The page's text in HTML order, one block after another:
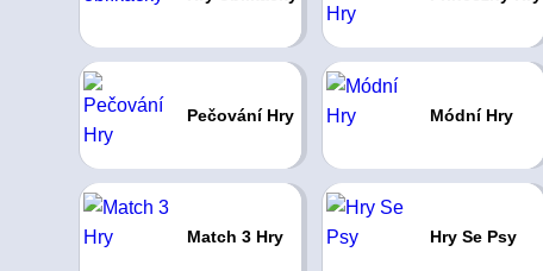
Pečování Hry Módní Hry
Match 3 Hry Hry Se Psy